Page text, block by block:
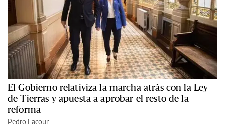
El Gobierno relativiza la marcha atrás con la Ley
de Tierras y apuesta a aprobar el resto de la
reforma
Pedro Lacour